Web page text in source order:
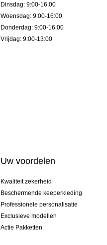
Dinsdag: 9:00-16:00
Woensdag: 9:00-16:00
Donderdag: 9:00-16:00
Vrijdag: 9:00-13:00
Uw voordelen
Kwaliteit zekerheid
Beschermende keeperkleding
Professionele personalisatie
Exclusieve modellen
Actie Pakketten